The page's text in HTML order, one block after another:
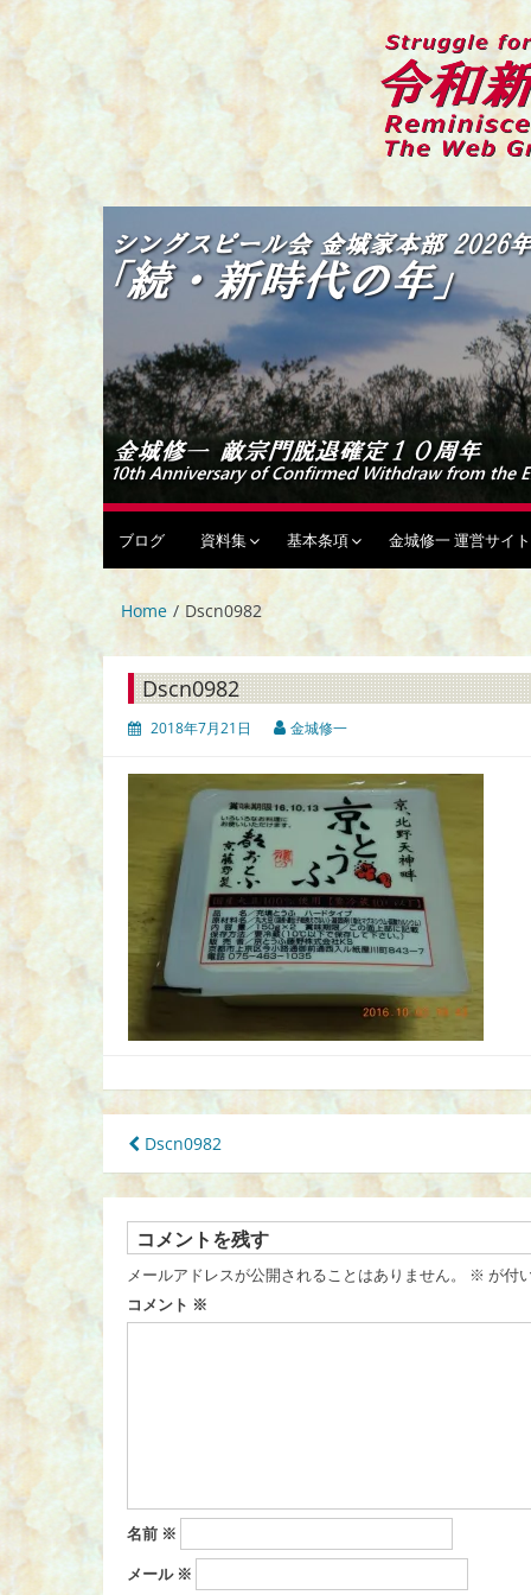
コ
ン
テ
ツ
へ
ス
プ
令和新編 シングスピールの
伝統偽装カルトからの蘇生と闘争の記録
ブログ 資料集 基本条項 金城修一 運営サイ
Home Dscn0982
Dscn0982
2018年7月21日 金城修一
投
稿
ナ
ビ
ゲ
ー
シ
ョ
ン
Dscn0982
コメントを残す
メールアドレスが公開されることはありません。 ※ が付
コメント ※
名前 ※
メール ※